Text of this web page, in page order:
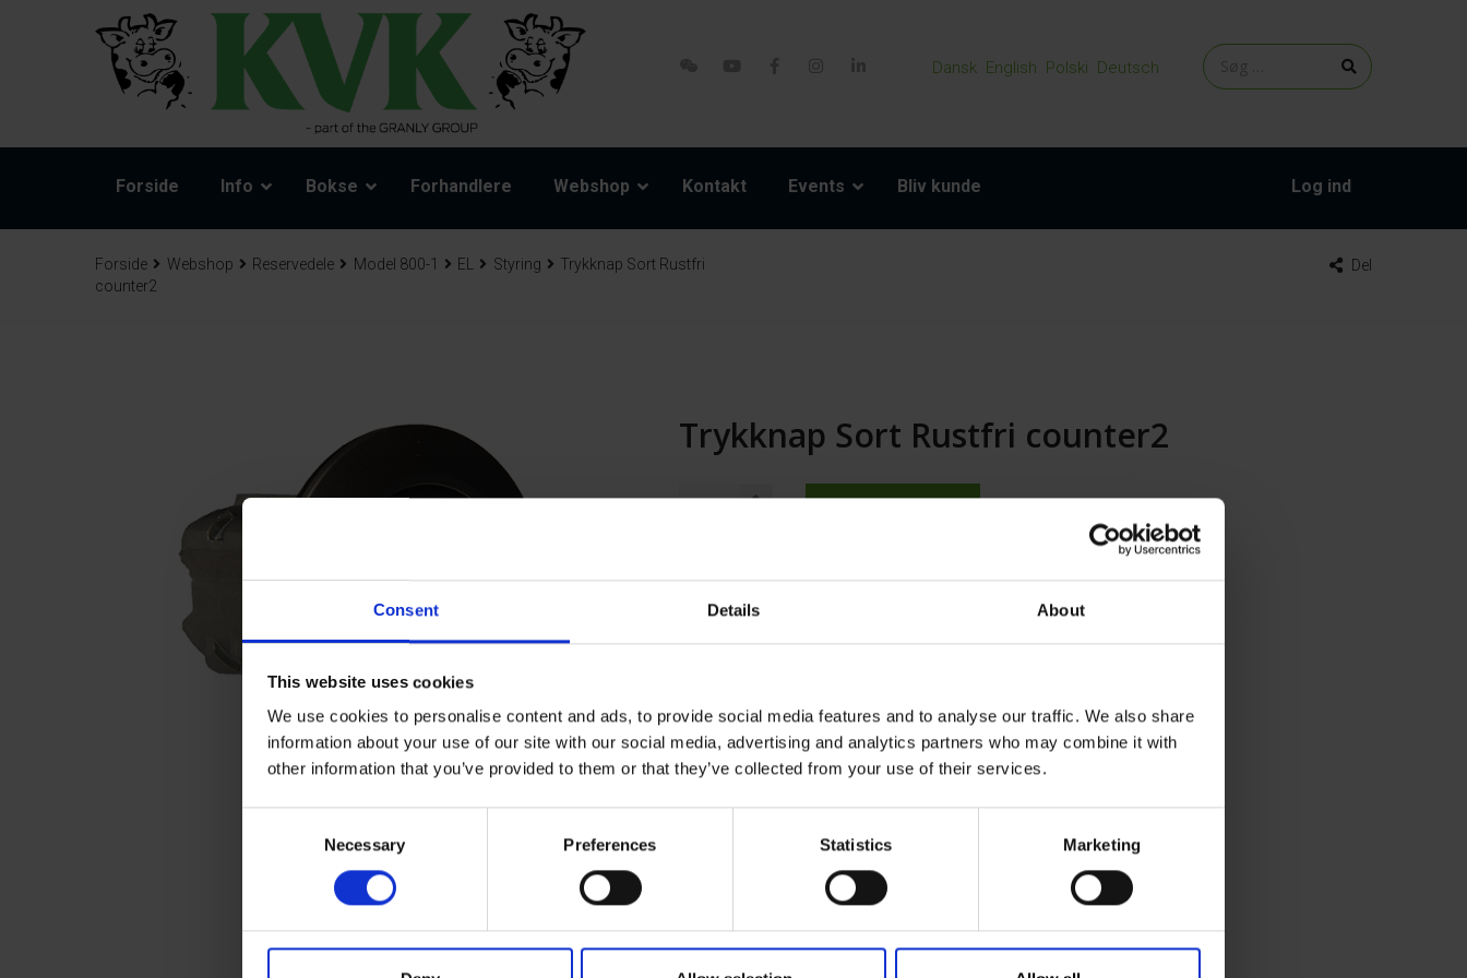
Consent Details About
This website uses cookies
We use cookies to personalise content and ads, to provide social media features and to analyse our traffic. We also share
information about your use of our site with our social media, advertising and analytics partners who may combine it with
other information that you’ve provided to them or that they’ve collected from your use of their services.
Necessary Preferences Statistics Marketing
Dansk English Polski Deutsch
Forside Info Bokse Forhandlere Webshop Kontakt Events Bliv kunde Log ind
Forside Webshop Reservedele Model 800-1 EL Styring
Trykknap Sort Rustfri
counter2
Del
Trykknap Sort Rustfri counter2